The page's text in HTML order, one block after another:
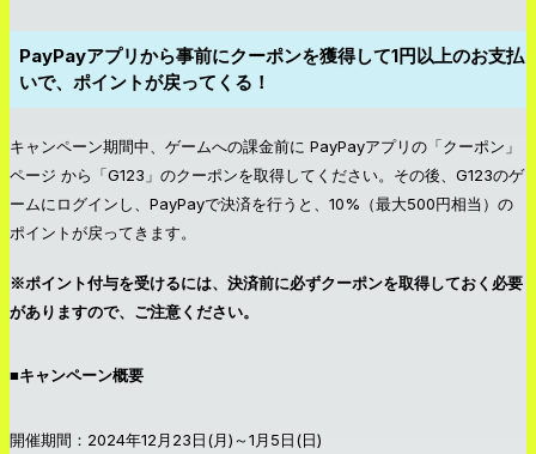
PayPayアプリから事前にクーポンを獲得して1円以上のお支払
いで、ポイントが戻ってくる！
キャンペーン期間中、ゲームへの課金前に PayPayアプリの「クーポン」
ページ から「G123」のクーポンを取得してください。その後、G123のゲ
ームにログインし、PayPayで決済を行うと、10%（最大500円相当）の
ポイントが戻ってきます。
※ポイント付与を受けるには、決済前に必ずクーポンを取得しておく必要
がありますので、ご注意ください。
■キャンペーン概要
開催期間：2024年12月23日(月)～1月5日(日)